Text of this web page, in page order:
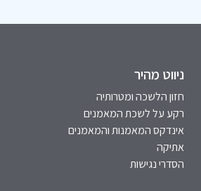
ניווט מהיר
חזון הלשכה ומטרותיה
רקע על לשכת המאמנים
אינדקס המאמנות והמאמנים
אתיקה
הסדרי נגישות